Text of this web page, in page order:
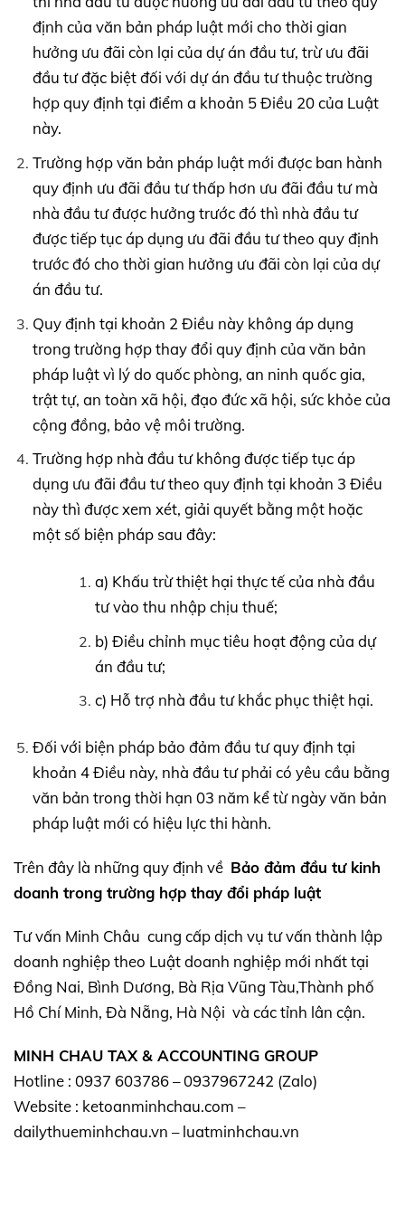
định của văn bản pháp luật mới cho thời gian
hưởng ưu đãi còn lại của dự án đầu tư, trừ ưu đãi
đầu tư đặc biệt đối với dự án đầu tư thuộc trường
hợp quy định tại điểm a khoản 5 Điều 20 của Luật
này.
Trường hợp văn bản pháp luật mới được ban hành
quy định ưu đãi đầu tư thấp hơn ưu đãi đầu tư mà
nhà đầu tư được hưởng trước đó thì nhà đầu tư
được tiếp tục áp dụng ưu đãi đầu tư theo quy định
trước đó cho thời gian hưởng ưu đãi còn lại của dự
án đầu tư.
Quy định tại khoản 2 Điều này không áp dụng
trong trường hợp thay đổi quy định của văn bản
pháp luật vì lý do quốc phòng, an ninh quốc gia,
trật tự, an toàn xã hội, đạo đức xã hội, sức khỏe của
cộng đồng, bảo vệ môi trường.
Trường hợp nhà đầu tư không được tiếp tục áp
dụng ưu đãi đầu tư theo quy định tại khoản 3 Điều
này thì được xem xét, giải quyết bằng một hoặc
một số biện pháp sau đây:
a) Khấu trừ thiệt hại thực tế của nhà đầu
tư vào thu nhập chịu thuế;
b) Điều chỉnh mục tiêu hoạt động của dự
án đầu tư;
c) Hỗ trợ nhà đầu tư khắc phục thiệt hại.
Đối với biện pháp bảo đảm đầu tư quy định tại
khoản 4 Điều này, nhà đầu tư phải có yêu cầu bằng
văn bản trong thời hạn 03 năm kể từ ngày văn bản
pháp luật mới có hiệu lực thi hành.
Trên đây là những quy định về Bảo đảm đầu tư kinh
doanh trong trường hợp thay đổi pháp luật
Tư vấn Minh Châu cung cấp dịch vụ tư vấn thành lập
doanh nghiệp theo Luật doanh nghiệp mới nhất tại
Đồng Nai, Bình Dương, Bà Rịa Vũng Tàu,Thành phố
Hồ Chí Minh, Đà Nẵng, Hà Nội và các tỉnh lân cận.
MINH CHAU TAX & ACCOUNTING GROUP
Hotline : 0937 603786 – 0937967242 (Zalo)
Website : ketoanminhchau.com –
dailythueminhchau.vn – luatminhchau.vn